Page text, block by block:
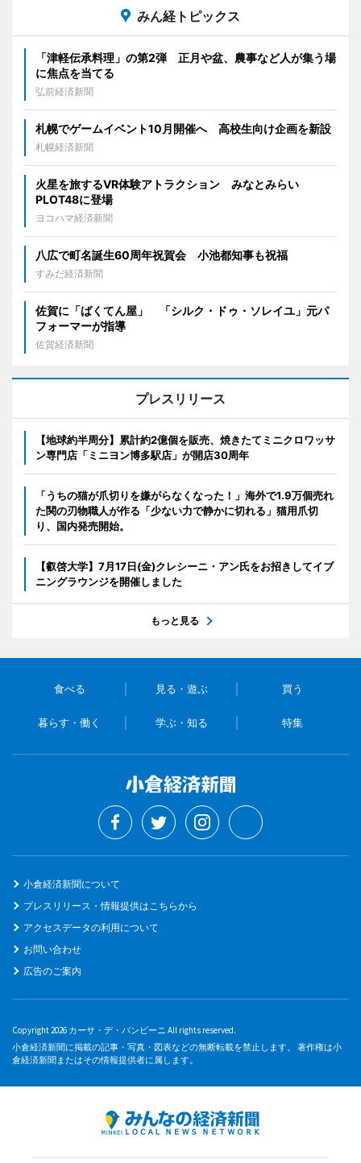
みん経トピックス
「津軽伝承料理」の第2弾 正月や盆、農事など人が集う場
に焦点を当てる
弘前経済新聞
札幌でゲームイベント10月開催へ 高校生向け企画を新設
札幌経済新聞
火星を旅するVR体験アトラクション みなとみらい
PLOT48に登場
ヨコハマ経済新聞
八広で町名誕生60周年祝賀会 小池都知事も祝福
すみだ経済新聞
佐賀に「ばくてん屋」 「シルク・ドゥ・ソレイユ」元パ
フォーマーが指導
佐賀経済新聞
プレスリリース
【地球約半周分】累計約2億個を販売、焼きたてミニクロワッサ
ン専門店「ミニヨン博多駅店」が開店30周年
「うちの猫が爪切りを嫌がらなくなった！」海外で1.9万個売れ
た関の刃物職人が作る「少ない力で静かに切れる」猫用爪切
り、国内発売開始。
【叡啓大学】7月17日(金)クレシーニ・アン氏をお招きしてイブ
ニングラウンジを開催しました
もっと見る
食べる 見る・遊ぶ 買う
暮らす・働く 学ぶ・知る 特集
小倉経済新聞について
プレスリリース・情報提供はこちらから
アクセスデータの利用について
お問い合わせ
広告のご案内
Copyright 2026 カーサ・デ・バンビーニ All rights reserved.
小倉経済新聞に掲載の記事・写真・図表などの無断転載を禁止します。 著作権は小
倉経済新聞またはその情報提供者に属します。